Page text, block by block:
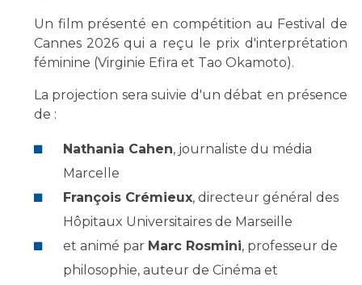
Cancer
Médecine nucléaire
Maladies rares
Maternité Hôpital Nord
Les pôles d'activité médicale
Anatomie et Cytologie Pathologiques
Centres de référence Maladies Rares
Communiqués de presse
Dossiers de presse
Médiathèque
Un film présenté en compétition au Festival de
Cannes 2026 qui a reçu le prix d'interprétation
féminine (Virginie Efira et Tao Okamoto).
La projection sera suivie d'un débat en présence
de :
Nathania Cahen, journaliste du média
Marcelle
François Crémieux, directeur général des
Hôpitaux Universitaires de Marseille
et animé par Marc Rosmini, professeur de
philosophie, auteur de Cinéma et